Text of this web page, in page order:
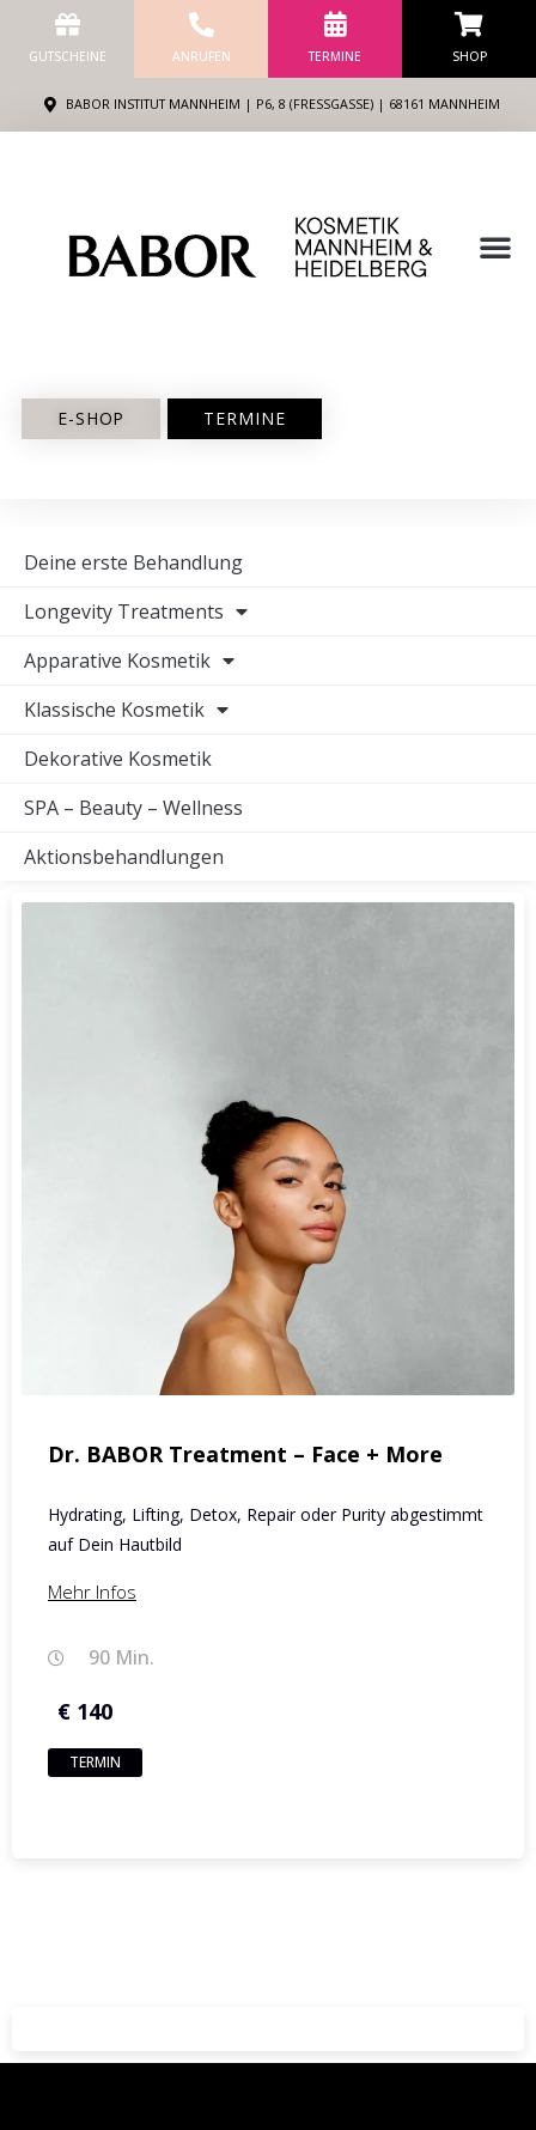
GUTSCHEINE ANRUFEN TERMINE SHOP
BABOR INSTITUT MANNHEIM | P6, 8 (FRESSGASSE) | 68161 MANNHEIM
E-SHOP TERMINE
Deine erste Behandlung
Longevity Treatments
Apparative Kosmetik
Klassische Kosmetik
Dekorative Kosmetik
SPA – Beauty – Wellness
Aktionsbehandlungen
Dr. BABOR Treatment – Face + More
Hydrating, Lifting, Detox, Repair oder Purity abgestimmt
auf Dein Hautbild
Mehr Infos
90 Min.
€ 140
TERMIN